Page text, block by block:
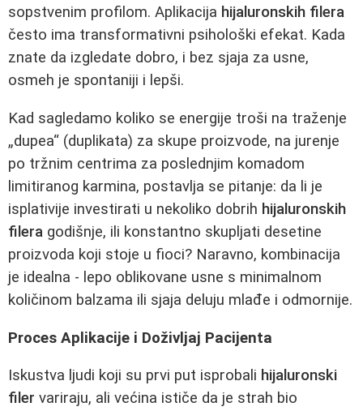
sopstvenim profilom. Aplikacija hijaluronskih filera
često ima transformativni psihološki efekat. Kada
znate da izgledate dobro, i bez sjaja za usne,
osmeh je spontaniji i lepši.
Kad sagledamo koliko se energije troši na traženje
„dupea“ (duplikata) za skupe proizvode, na jurenje
po tržnim centrima za poslednjim komadom
limitiranog karmina, postavlja se pitanje: da li je
isplativije investirati u nekoliko dobrih hijaluronskih
filera godišnje, ili konstantno skupljati desetine
proizvoda koji stoje u fioci? Naravno, kombinacija
je idealna - lepo oblikovane usne s minimalnom
količinom balzama ili sjaja deluju mlađe i odmornije.
Proces Aplikacije i Doživljaj Pacijenta
Iskustva ljudi koji su prvi put isprobali hijaluronski
filer variraju, ali većina ističe da je strah bio